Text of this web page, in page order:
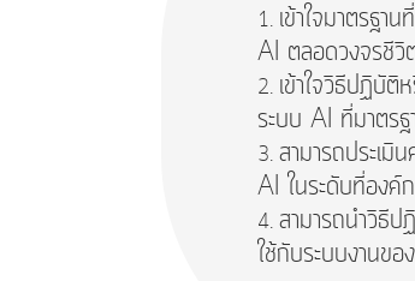
เข้าใจมาตรฐา
AI ตลอดวงจรชีวิ
เข้าใจวิธีปฏิบั
ระบบ AI ที่มาตรฐ
สามารถประเมิ
AI ในระดับที่องค์
สามารถนำวิธี
ใช้กับระบบงานข